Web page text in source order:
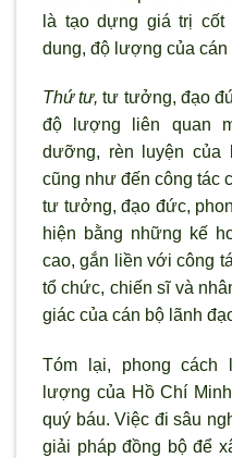
là tạo dựng giá trị cốt
dung, độ lượng của cán
Thứ tư, tư tưởng, đạo
độ lượng liên quan
dưỡng, rèn luyện của
cũng như đến công tác
tư tưởng, đạo đức,
hiện bằng những kế
cao, gắn liền với công
tổ chức, chiến sĩ và
giác của cán bộ lãnh
Tóm lại, phong cách
lượng của Hồ Chí
quý báu. Việc đi sâu
giải pháp đồng bộ để